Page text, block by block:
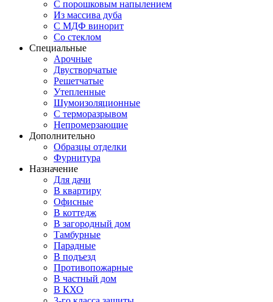
С порошковым напылением
Из массива дуба
С МДФ винорит
Со стеклом
Специальные
Арочные
Двустворчатые
Решетчатые
Утепленные
Шумоизоляционные
С терморазрывом
Непромерзающие
Дополнительно
Образцы отделки
Фурнитура
Назначение
Для дачи
В квартиру
Офисные
В коттедж
В загородный дом
Тамбурные
Парадные
В подъезд
Противопожарные
В частный дом
В КХО